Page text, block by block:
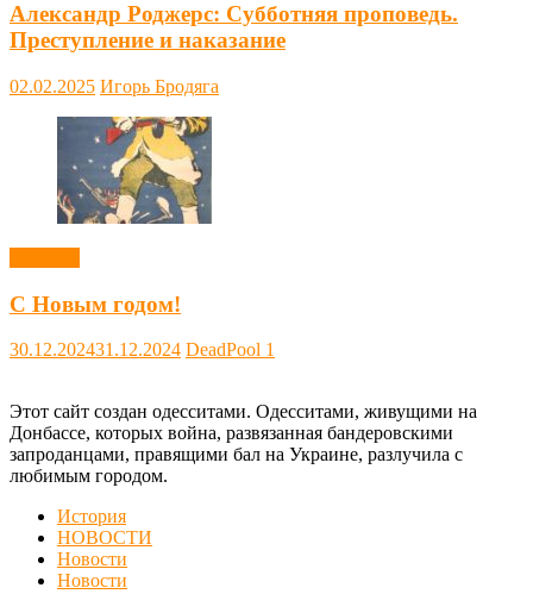
Александр Роджерс: Субботняя проповедь.
Преступление и наказание
02.02.2025 Игорь Бродяга
С Новым годом!
30.12.202431.12.2024 DeadPool 1
Этот сайт создан одесситами. Одесситами, живущими на
Донбассе, которых война, развязанная бандеровскими
запроданцами, правящими бал на Украине, разлучила с
любимым городом.
История
НОВОСТИ
Новости
Новости